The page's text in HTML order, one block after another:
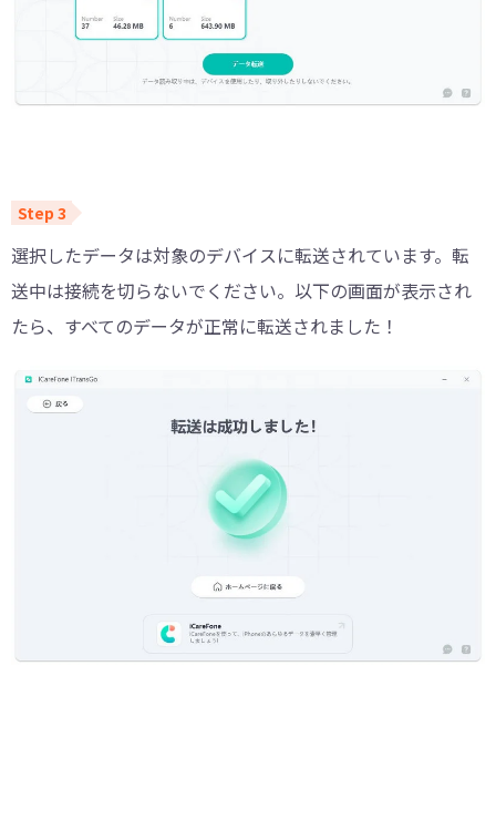
選択したデータは対象のデバイスに転送されています。転
送中は接続を切らないでください。以下の画面が表示され
たら、すべてのデータが正常に転送されました！